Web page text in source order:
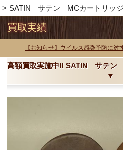
SATIN サテン MCカートリッ
買取実績
【お知らせ】ウイルス感染予防に
高額買取実施中!! SATIN サテ
▼